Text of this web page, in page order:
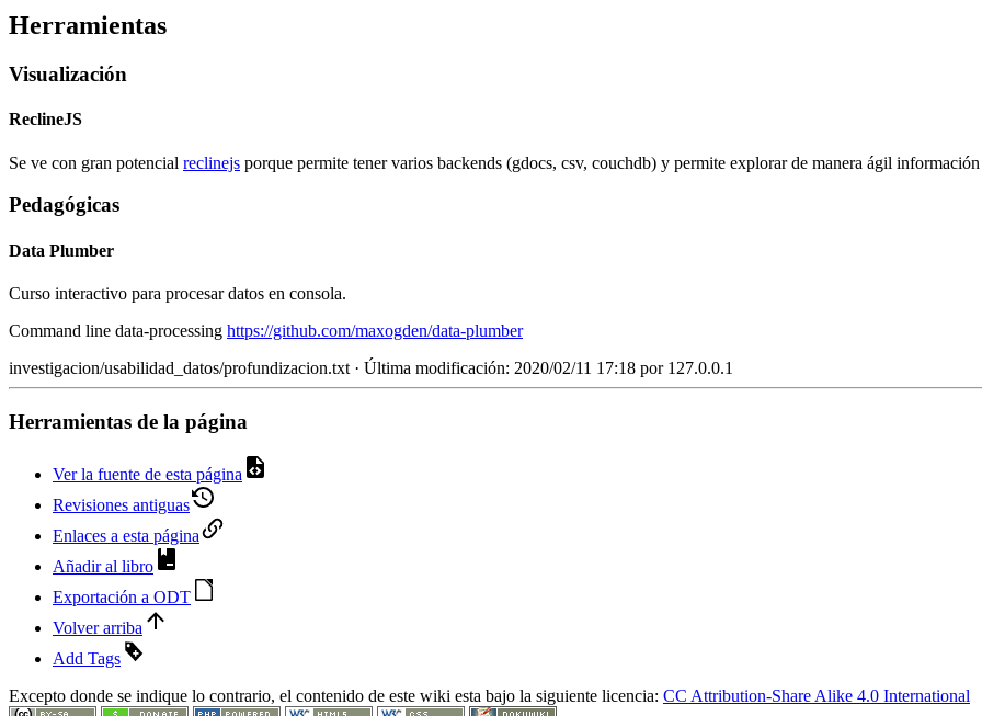
Herramientas
Visualización
ReclineJS
Se ve con gran potencial reclinejs porque permite tener varios backends (gdocs, csv, couchdb) y permite explorar de manera ágil
Pedagógicas
Data Plumber
Curso interactivo para procesar datos en consola.
Command line data-processing https://github.com/maxogden/data-plumber
investigacion/usabilidad_datos/profundizacion.txt · Última modificación: 2020/02/11 17:18 por 127.0.0.1
Herramientas de la página
Ver la fuente de esta página
Revisiones antiguas
Enlaces a esta página
Añadir al libro
Exportación a ODT
Volver arriba
Add Tags
Excepto donde se indique lo contrario, el contenido de este wiki esta bajo la siguiente licencia: CC Attribution-Share Alike 4.0 International